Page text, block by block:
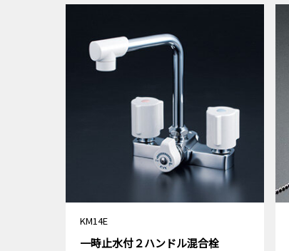
KM14E
一時止水付２ハンドル混合栓